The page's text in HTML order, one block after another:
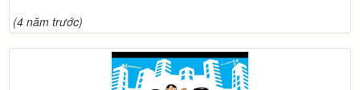
(4 năm trước)